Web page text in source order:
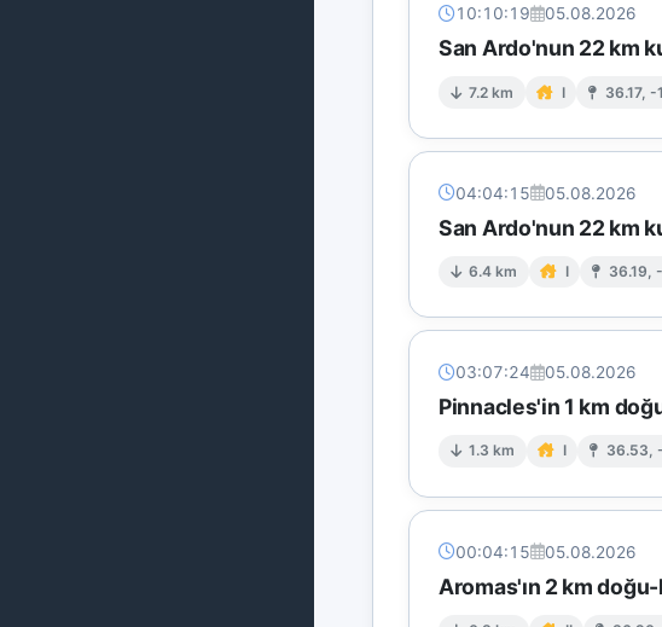
10:10:19 05.08.2026
San Ardo'nun 22 km
7.2 km I 36.17, -
04:04:15 05.08.2026
San Ardo'nun 22 km
6.4 km I 36.19,
03:07:24 05.08.2026
Pinnacles'in 1 km
1.3 km I 36.53,
00:04:15 05.08.2026
Aromas'ın 2 km